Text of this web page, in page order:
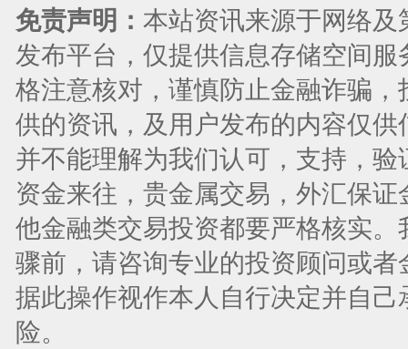
免责声明： 本站资讯来源于网络
发布平台，仅提供信息存储空间
格注意核对，谨慎防止金融诈骗
供的资讯，及用户发布的内容仅
并不能理解为我们认可，支持，
资金来往，贵金属交易，外汇保
他金融类交易投资都要严格核实
骤前，请咨询专业的投资顾问或
据此操作视作本人自行决定并自
险。